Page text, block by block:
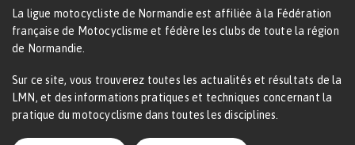
La ligue motocycliste de Normandie est affiliée à la Fédération
française de Motocyclisme et fédère les clubs de toute la région
de Normandie.
Sur ce site, vous trouverez toutes les actualités et résultats de la
LMN, et des informations pratiques et techniques concernant la
pratique du motocyclisme dans toutes les disciplines.